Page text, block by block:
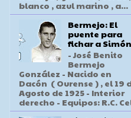
blanco , azul marino , a...
Bermejo: El
puente para
fichar a
- José Benito
Bermejo
González - Nacido en
Dacón ( Ourense ) , el 19
Agosto de 1925 - Interior
derecho - Equipos: R.C.